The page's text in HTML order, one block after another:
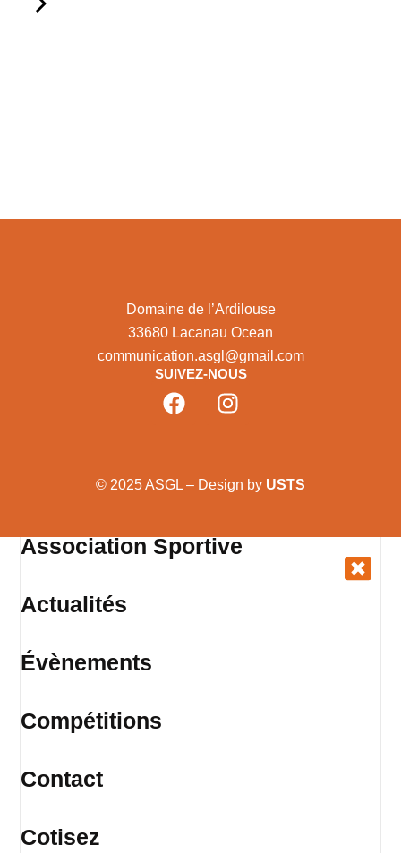
Domaine de l’Ardilouse
33680 Lacanau Ocean
communication.asgl@gmail.com
SUIVEZ-NOUS
© 2025 ASGL – Design by USTS
Association Sportive
Actualités
Évènements
Compétitions
Contact
Cotisez